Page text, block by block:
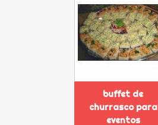
buffet de
churrasco para
eventos